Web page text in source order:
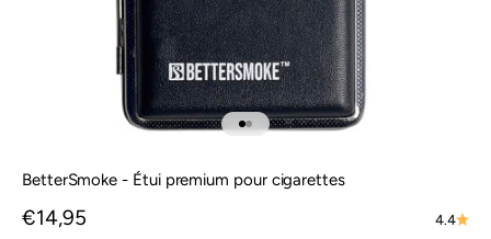
Aller à l'élément 1
Aller à l'élément 2
BetterSmoke - Étui premium pour cigarettes
Prix de vente
€14,95 4.4